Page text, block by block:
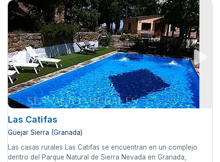
Las Catifas
Güejar Sierra (Granada)
Las casas rurales Las Catifas se encuentran en un complejo
dentro del Parque Natural de Sierra Nevada en Granada,